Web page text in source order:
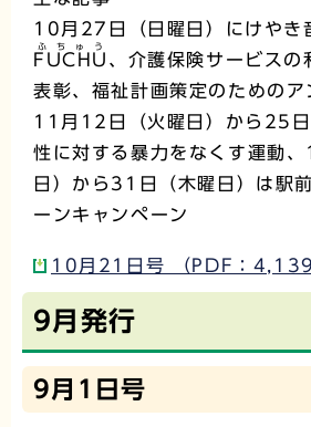
10月27日（日曜日）にけやき
FUCHU
ふちゅう
、介護保険サービスの
表彰、福祉計画策定のためのア
11月12日（火曜日）から25日
性に対する暴力をなくす運動
日）から31日（木曜日）は駅
ーンキャンペーン
10月21日号 （PDF：
9月発行
9月1日号